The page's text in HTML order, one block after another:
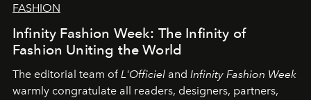
FASHION
Infinity Fashion Week: The Infinity of
Fashion Uniting the World
The editorial team ofL'Officiel and Infinity Fashion Week
warmly congratulate all readers, designers, partners,